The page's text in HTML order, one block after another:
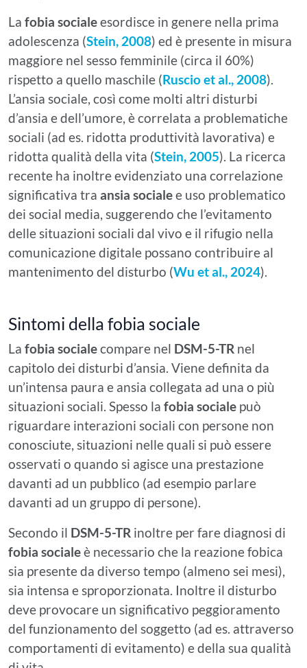
La fobia socialeesordisce in genere nella prima
adolescenza (Stein, 2008) ed è presente in misura
maggiore nel sesso femminile (circa il 60%)
rispetto a quello maschile (Ruscio et al., 2008).
L’ansia sociale, così come molti altri disturbi
d’ansia e dell’umore, è correlata a problematiche
sociali (ad es. ridotta produttività lavorativa) e
ridotta qualità della vita (Stein, 2005). La ricerca
recente ha inoltre evidenziato una correlazione
significativa tra ansia socialee uso problematico
dei social media, suggerendo che l’evitamento
delle situazioni sociali dal vivo e il rifugio nella
comunicazione digitale possano contribuire al
mantenimento del disturbo (Wu et al., 2024).
Sintomi della fobia sociale
La fobia socialecompare nel DSM-5-TR nel
capitolo dei disturbi d’ansia. Viene definita da
un’intensa paura e ansia collegata ad una o più
situazioni sociali. Spesso la fobia sociale può
riguardare interazioni sociali con persone non
conosciute, situazioni nelle quali si può essere
osservati o quando si agisce una prestazione
davanti ad un pubblico (ad esempio parlare
davanti ad un gruppo di persone).
Secondo il DSM-5-TR inoltre per fare diagnosi di
fobia socialeè necessario che la reazione fobica
sia presente da diverso tempo (almeno sei mesi),
sia intensa e sproporzionata. Inoltre il disturbo
deve provocare un significativo peggioramento
del funzionamento del soggetto (ad es. attraverso
comportamenti di evitamento) e della sua qualità